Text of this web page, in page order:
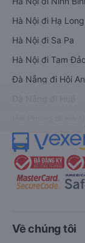
Hà Nội đi Hạ Long
Hà Nội đi Sa Pa
Hà Nội đi Tam
Đà Nẵng đi Hội An
Về chúng tôi